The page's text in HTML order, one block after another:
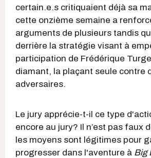
certain.e.s critiquaient déjà sa
cette onzième semaine a
arguments de plusieurs tandis
derrière la stratégie visant à
participation de Frédérique
diamant, la plaçant seule contre
adversaires.
Le jury apprécie-t-il ce type
encore au jury? Il n’est pas faux
les moyens sont légitimes pour
progresser dans l'aventure à Big